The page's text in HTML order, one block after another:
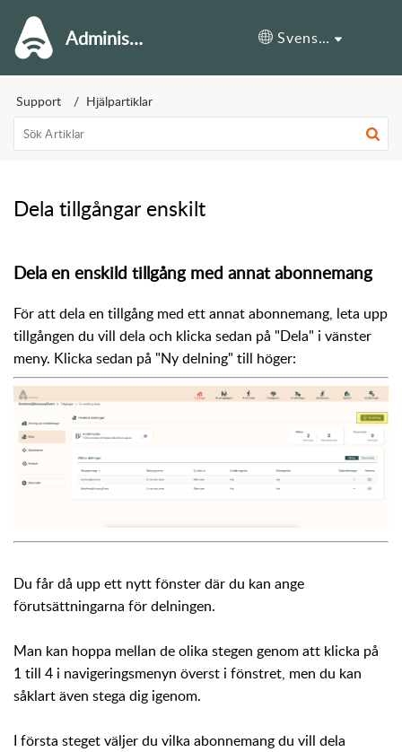
Administrationssupport Svenska
Support Hjälpartiklar
Dela tillgångar enskilt
Dela en enskild tillgång med annat abonnemang
För att dela en tillgång med ett annat abonnemang, leta upp
tillgången du vill dela och klicka sedan på "Dela" i vänster
meny. Klicka sedan på "Ny delning" till höger:
Du får då upp ett nytt fönster där du kan ange
förutsättningarna för delningen.
Man kan hoppa mellan de olika stegen genom att klicka på
1 till 4 i navigeringsmenyn överst i fönstret, men du kan
såklart även stega dig igenom.
I första steget väljer du vilka abonnemang du vill dela